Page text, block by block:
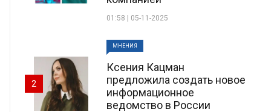
01:58 | 05-11-2025
МНЕНИЯ
Ксения Кацман
предложила создать новое
информационное
ведомство в России
2